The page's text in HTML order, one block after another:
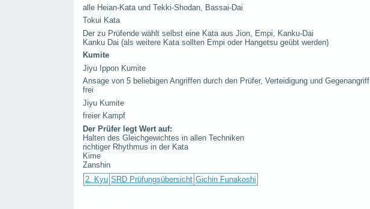
alle Heian-Kata und Tekki-Shodan, Bassai-Dai
Tokui Kata
Der zu Prüfende wählt selbst eine Kata aus Jion, Empi, Kanku-Dai
Kanku Dai (als weitere Kata sollten Empi oder Hangetsu geübt werden)
Kumite
Jiyu Ippon Kumite
Ansage von 5 beliebigen Angriffen durch den Prüfer, Verteidigung und Gegenangriff
frei
Jiyu Kumite
freier Kampf
Der Prüfer legt Wert auf:
Halten des Gleichgewichtes in allen Techniken
richtiger Rhythmus in der Kata
Kime
Zanshin
2. Kyu SRD Prüfungsübersicht Gichin Funakoshi